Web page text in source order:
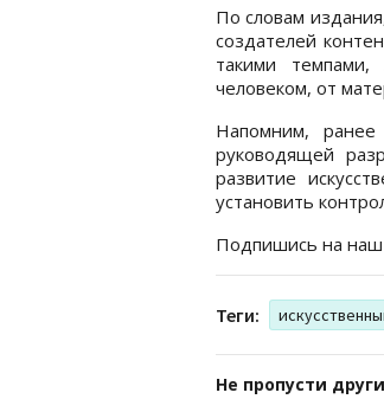
По словам
создателей
такими
человеком, от
Напомним,
руководящей
развитие
установить
Подпишись на наш
Теги:
Не пропусти